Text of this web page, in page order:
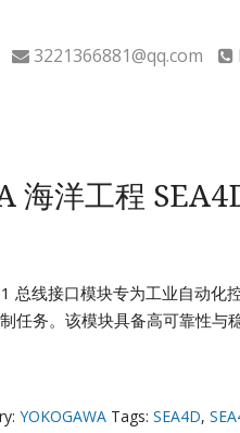
3221366881@qq.com
海洋工程
总线接口模块专为工业自动化
任务。该模块具备高可靠性与
YOKOGAWA Tags: SEA4D,